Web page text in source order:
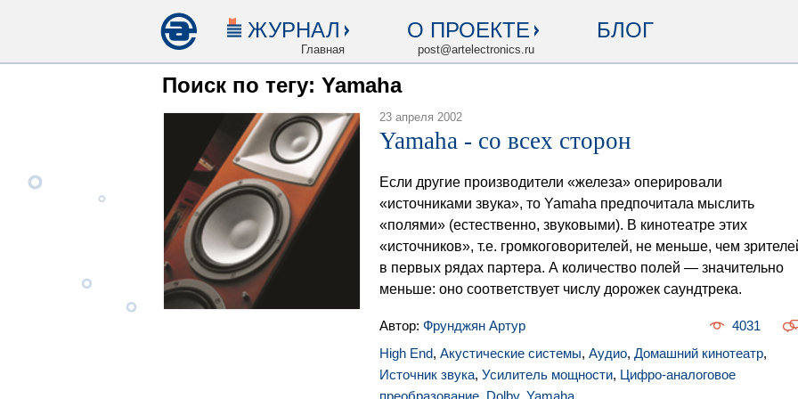
ЖУРНАЛ
Главная
О ПРОЕКТЕ
post@artelectronics.ru
БЛОГ
Поиск по тегу: Yamaha
23 апреля 2002
Yamaha - со всех сторон
Если другие производители «железа» оперировали
«источниками звука», то Yamaha предпочитала мыслить
«полями» (естественно, звуковыми). В кинотеатре этих
«источников», т.е. громкоговорителей, не меньше, чем
в первых рядах партера. А количество полей — значительно
меньше: оно соответствует числу дорожек саундтрека.
Автор: Фрунджян Артур
4031
High End, Акустические системы, Аудио, Домашний кинотеатр,
Источник звука, Усилитель мощности, Цифро-аналоговое
преобразование Dolby, Yamaha